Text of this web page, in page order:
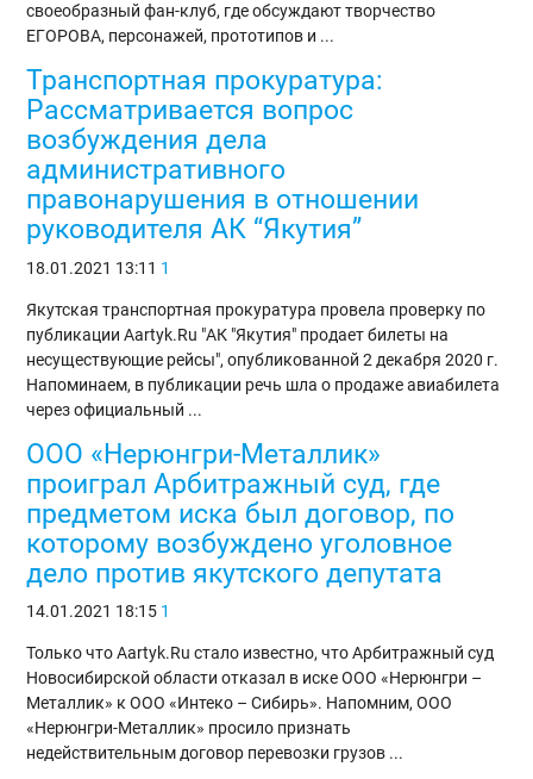
своеобразный фан-клуб, где обсуждают творчество
ЕГОРОВА, персонажей, прототипов и ...
Транспортная прокуратура:
Рассматривается вопрос
возбуждения дела
административного
правонарушения в отношении
руководителя АК “Якутия”
18.01.2021 13:11 1
Якутская транспортная прокуратура провела проверку по
публикации Aаrtyk.Ru "АК "Якутия" продает билеты на
несуществующие рейсы", опубликованной 2 декабря 2020 г.
Напоминаем, в публикации речь шла о продаже авиабилета
через официальный ...
ООО «Нерюнгри-Металлик»
проиграл Арбитражный суд, где
предметом иска был договор, по
которому возбуждено уголовное
дело против якутского депутата
14.01.2021 18:15 1
Только что Aartyk.Ru стало известно, что Арбитражный суд
Новосибирской области отказал в иске ООО «Нерюнгри –
Металлик» к ООО «Интеко – Сибирь». Напомним, ООО
«Нерюнгри-Металлик» просило признать
недействительным договор перевозки грузов ...